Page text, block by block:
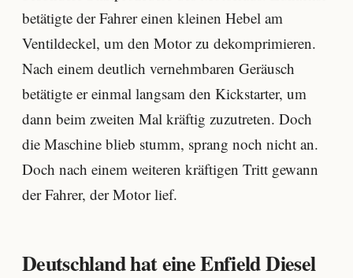
betätigte der Fahrer einen kleinen Hebel am
Ventildeckel, um den Motor zu dekomprimieren.
Nach einem deutlich vernehmbaren Geräusch
betätigte er einmal langsam den Kickstarter, um
dann beim zweiten Mal kräftig zuzutreten. Doch
die Maschine blieb stumm, sprang noch nicht an.
Doch nach einem weiteren kräftigen Tritt gewann
der Fahrer, der Motor lief.
Deutschland hat eine Enfield Diesel